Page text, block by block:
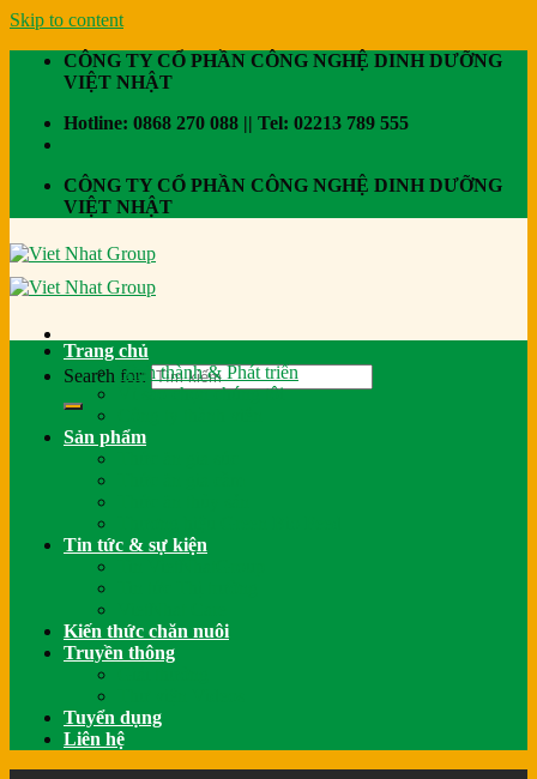
Skip to content
CÔNG TY CỔ PHẦN CÔNG NGHỆ DINH DƯỠNG
VIỆT NHẬT
Hotline: 0868 270 088 || Tel: 02213 789 555
CÔNG TY CỔ PHẦN CÔNG NGHỆ DINH DƯỠNG
VIỆT NHẬT
Search for:
Trang chủ
Hình thành & Phát triển
Vì sao chọn chúng tôi
Sản phẩm
Tin tức & sự kiện
Kiến thức chăn nuôi
Truyền thông
Tuyển dụng
Liên hệ